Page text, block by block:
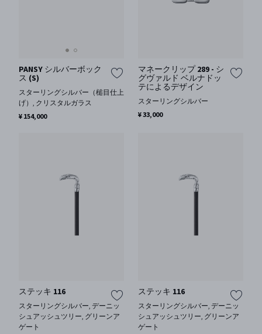
PANSY シルバーボック
ス (S)
スターリングシルバー（槌目仕上
げ）, クリスタルガラス
¥ 154,000
マネークリップ 289 - シ
グヴァルド ベルナドッ
テによるデザイン
スターリングシルバー
¥ 33,000
ステッキ 116
スターリングシルバー, デーニッ
シュアッシュツリー, グリーンア
ゲート
ステッキ 116
スターリングシルバー, デーニッ
シュアッシュツリー, グリーンア
ゲート